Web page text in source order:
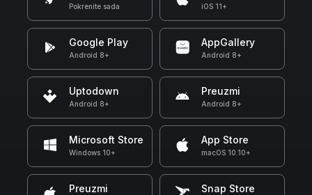
Pokrenite sada iOS 11+
Google Play
Android 8+
AppGallery
Android 8+
Uptodown
Android 8+
Preuzmi
Android 8+
Microsoft Store
Windows 10+
App Store
macOS 10.10+
Preuzmi Snap Store